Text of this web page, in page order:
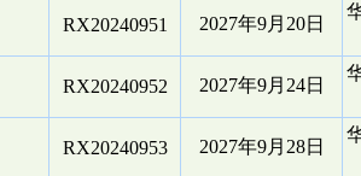
RX20240951 2027年9月20日
RX20240952 2027年9月24日
RX20240953 2027年9月28日